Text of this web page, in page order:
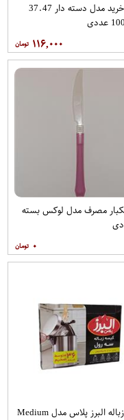
کیسه خرید مدل دسته دار 37.47
۱۱۶,۰۰۰
مصرف مدل لوکس بسته
۰
کیسه زباله البرز پلاس مدل Medium